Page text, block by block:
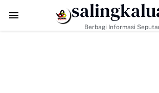
Data Sosial Jadi Kunci, Hj. Aida Dorong
Berbagi Informasi